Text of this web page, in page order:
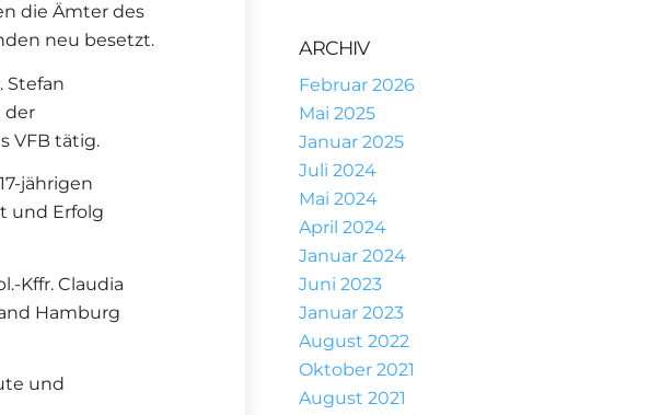
die Ämter des
neu besetzt.
Stefan
der
VFB tätig.
jährigen
und Erfolg
Kffr. Claudia
Hamburg
und
ARCHIV
Februar 2026
Mai 2025
Januar 2025
Juli 2024
Mai 2024
April 2024
Januar 2024
Juni 2023
Januar 2023
August 2022
Oktober 2021
August 2021